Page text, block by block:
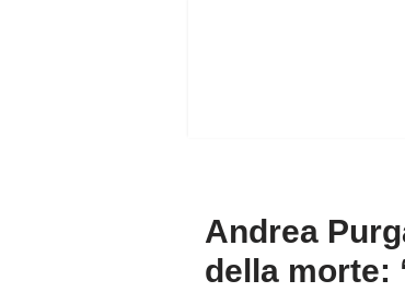
Andrea
della morte: